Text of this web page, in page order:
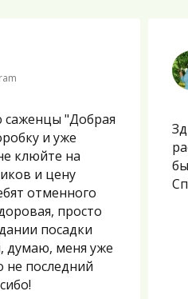
саженцы "Добрая
и уже
клюйте на
и цену
отменного
просто
посадки
думаю, меня уже
не последний